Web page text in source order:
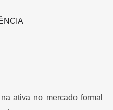
ativa no mercado formal